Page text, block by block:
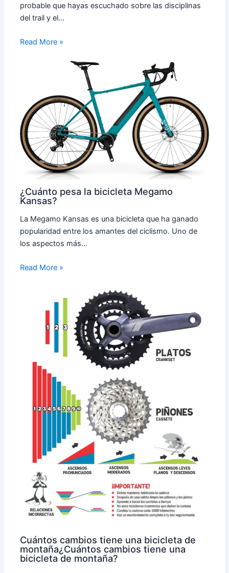
probable que hayas escuchado sobre las disciplinas
del trail y el…
Read More »
¿Cuánto pesa la bicicleta Megamo
Kansas?
La Megamo Kansas es una bicicleta que ha ganado
popularidad entre los amantes del ciclismo. Uno de
los aspectos más…
Read More »
Cuántos cambios tiene una bicicleta de
montaña¿Cuántos cambios tiene una
bicicleta de montaña?